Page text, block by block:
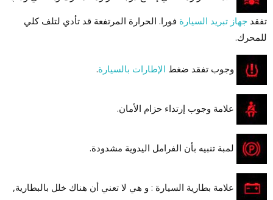
تفقد جهاز تبريد السيارة فورا. الحرارة المرتفعة قد تأدي لتلف كلي
للمحرك.
وجوب تفقد ضغط الإطارات بالسيارة.
علامة وجوب إرتداء حزام الأمان.
لمبة تنبيه بأن الفرامل اليدوية مشدودة.
علامة بطارية السيارة : و هي لا تعني أن هناك خلل بالبطارية,